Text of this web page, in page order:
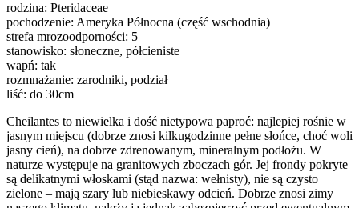
rodzina: Pteridaceae
pochodzenie: Ameryka Północna (część wschodnia)
strefa mrozoodporności: 5
stanowisko: słoneczne, półcieniste
wapń: tak
rozmnażanie: zarodniki, podział
liść: do 30cm
Cheilantes to niewielka i dość nietypowa paproć: najlepiej rośnie w
jasnym miejscu (dobrze znosi kilkugodzinne pełne słońce, choć woli
jasny cień), na dobrze zdrenowanym, mineralnym podłożu. W
naturze występuje na granitowych zboczach gór. Jej frondy pokryte
są delikatnymi włoskami (stąd nazwa: wełnisty), nie są czysto
zielone – mają szary lub niebieskawy odcień. Dobrze znosi zimy